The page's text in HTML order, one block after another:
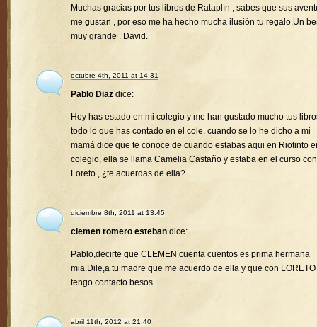
Muchas gracias por tus libros de Rataplín , sabes que sus
me gustan , por eso me ha hecho mucha ilusión tu regalo.Un
muy grande . David.
octubre 4th, 2011 at 14:31
Pablo Diaz dice:
Hoy has estado en mi colegio y me han gustado mucho tus
todo lo que has contado en el cole, cuando se lo he dicho a mi
mamá dice que te conoce de cuando estabas aqui en Riotinto
colegio, ella se llama Camelia Castaño y estaba en el curso con
Loreto , ¿te acuerdas de ella?
diciembre 8th, 2011 at 13:45
clemen romero esteban dice:
Pablo,decirte que CLEMEN cuenta cuentos es prima hermana
mia.Dile,a tu madre que me acuerdo de ella y que con LORETO
tengo contacto.besos
abril 11th, 2012 at 21:40